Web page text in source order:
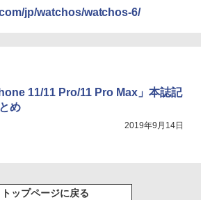
jp/watchos/watchos-6/
11/11 Pro/11 Pro Max」本誌記
め
2019年9月14日
トップページに戻る